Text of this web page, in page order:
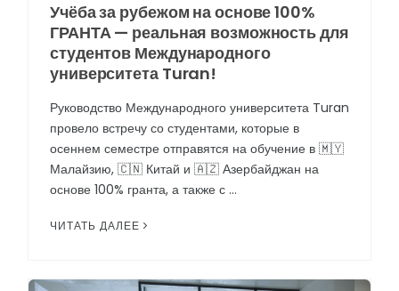
Учёба за рубежом на основе 100%
ГРАНТА — реальная возможность для
студентов Международного
университета Turan!
Руководство Международного университета Turan
провело встречу со студентами, которые в
осеннем семестре отправятся на обучение в 🇲🇾
Малайзию, 🇨🇳 Китай и 🇦🇿 Азербайджан на
основе 100% гранта, а также с …
ЧИТАТЬ ДАЛЕЕ